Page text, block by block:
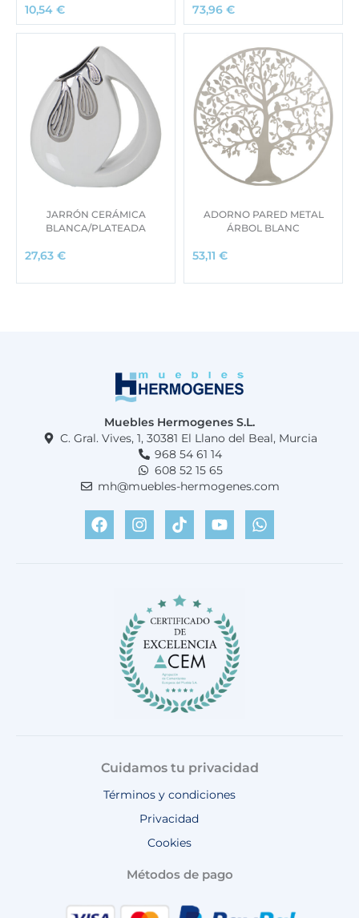
10,54 € 73,96 €
JARRÓN CERÁMICA
BLANCA/PLATEADA
27,63 €
ADORNO PARED METAL
ÁRBOL BLANC
53,11 €
Muebles Hermogenes S.L.
C. Gral. Vives, 1, 30381 El Llano del Beal, Murcia
968 54 61 14
608 52 15 65
mh@muebles-hermogenes.com
F
a
c
I
n
s
a
m
T
i
k
Y
o
u
W
h
a
Cuidamos tu privacidad
Términos y condiciones
Privacidad
Cookies
Métodos de pago